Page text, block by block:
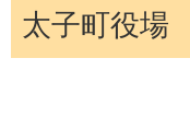
太子町役場